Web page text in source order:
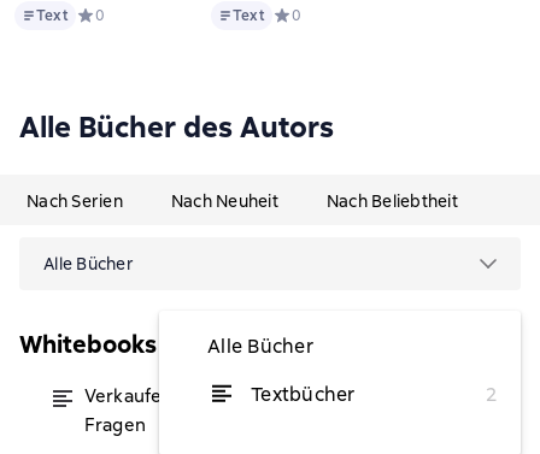
TextText Средний рейтинг 0 на основе 0 оценок
0 TextText Средний рейтинг 0 на основе 0
0
Alle Bücher des Autors
Nach Serien Nach Neuheit Nach Beliebtheit
Alle Bücher
Alle Bücher
Textbücher
2
Whitebooks
Verkaufen und überzeugen mit
Fragen
von 16,99 €